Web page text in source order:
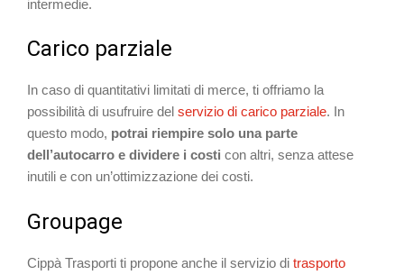
intermedie.
Carico parziale
In caso di quantitativi limitati di merce, ti offriamo la
possibilità di usufruire del servizio di carico parziale. In
questo modo, potrai riempire solo una parte
dell’autocarro e dividere i costi con altri, senza attese
inutili e con un’ottimizzazione dei costi.
Groupage
Cippà Trasporti ti propone anche il servizio di trasporto